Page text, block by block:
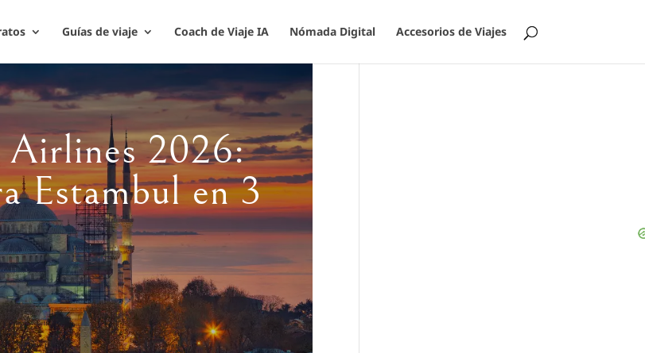
Guías de viaje Coach de Viaje IA Nómada Digital Accesorios de Viajes
Airlines 2026:
Estambul en 3